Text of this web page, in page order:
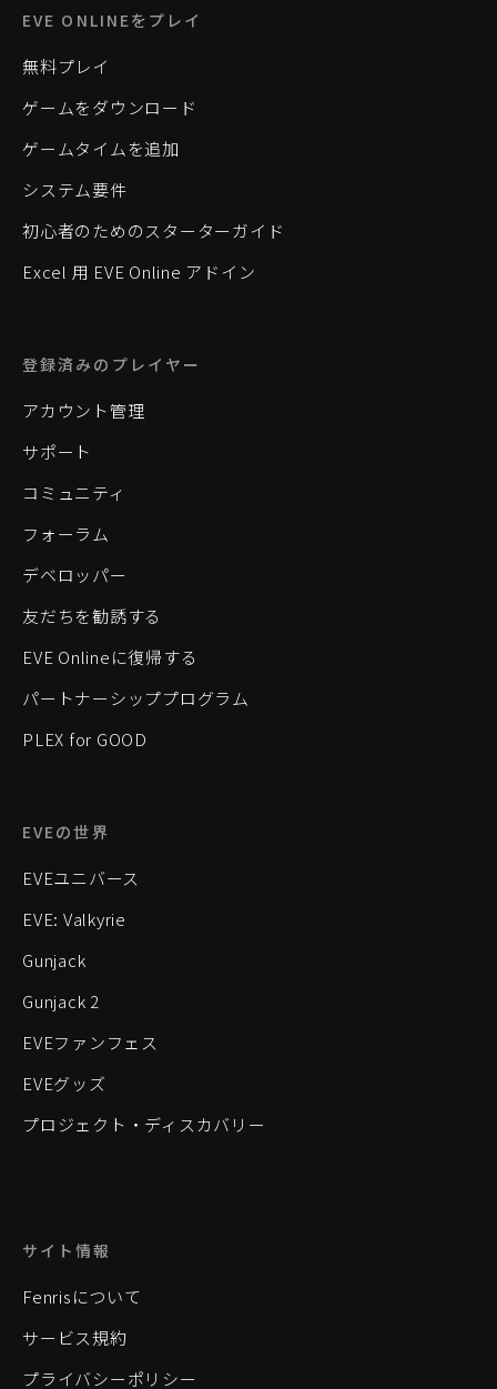
EVE ONLINEをプレイ
無料プレイ
ゲームをダウンロード
ゲームタイムを追加
システム要件
初心者のためのスターターガイド
Excel 用 EVE Online アドイン
登録済みのプレイヤー
アカウント管理
サポート
コミュニティ
フォーラム
デベロッパー
友だちを勧誘する
EVE Onlineに復帰する
パートナーシッププログラム
PLEX for GOOD
EVEの世界
EVEユニバース
EVE: Valkyrie
Gunjack
Gunjack 2
EVEファンフェス
EVEグッズ
プロジェクト・ディスカバリー
サイト情報
Fenrisについて
サービス規約
プライバシーポリシー